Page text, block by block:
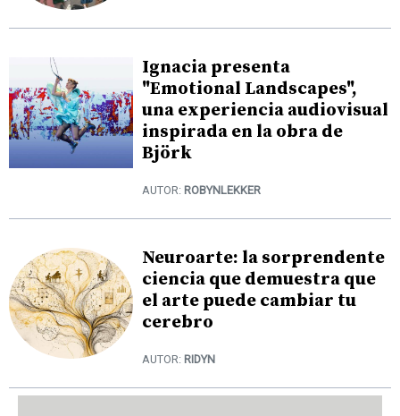
Ignacia presenta
"Emotional Landscapes",
una experiencia audiovisual
inspirada en la obra de
Björk
AUTOR:ROBYNLEKKER
Neuroarte: la sorprendente
ciencia que demuestra que
el arte puede cambiar tu
cerebro
AUTOR:RIDYN